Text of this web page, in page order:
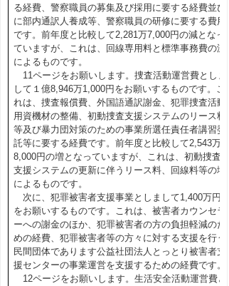
る経費、警察職員の募集及び採用に要する経費並び
に部内通訳人養成等、警察職員の研修に要する費用
です。前年度と比較して2,281万7,000円の減となっ
ていますが、これは、回線専用料と標準事務費の減
によるものです。
11ページをお願いします。捜査活動運営費としま
して１億8,946万1,000円をお願いするものです。こ
れは、捜査報償費、外国語通訳謝金、犯罪捜査活動
用資機材の整備、初動捜査支援システムのリース料
等及び暴力団対策のための事業所選任責任者講習委
託等に要する経費です。前年度と比較して2,543万
8,000円の増となっていますが、これは、初動捜査
支援システムの更新に伴うリース料、回線料等の増
によるものです。
次に、犯罪被害者支援事業としまして1,400万円
をお願いするものです。これは、被害者カウンセラ
ーへの謝金のほか、犯罪被害者の方の負担軽減のた
めの経費、犯罪被害者等の方々に対する支援を行う
民間団体であります公益社団法人とっとり被害者支
援センターの事業運営を支援するための経費です。
12ページをお願いします。生活安全活動運営費と